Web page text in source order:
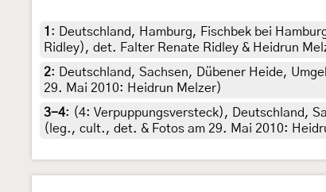
1 : Deutschland, Hamburg, Fischbek bei
Ridley), det. Falter Renate Ridley & Heidrun
2: Deutschland, Sachsen, Dübener Heide,
29. Mai 2010: Heidrun Melzer)
3-4: (4: Verpuppungsversteck), Deutschland,
(leg., cult., det. & Fotos am 29. Mai 2010: